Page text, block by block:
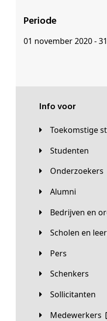
Periode
01 november 2020 -
Info voor
Toekomstige
Studenten
Onderzoekers
Alumni
Bedrijven en
Scholen en
Pers
Schenkers
Sollicitanten
Medewerkers